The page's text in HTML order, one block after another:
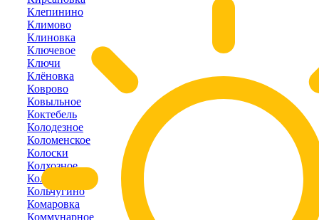
Клепинино
Климово
Клиновка
Ключевое
Ключи
Клёновка
Коврово
Ковыльное
Коктебель
Колодезное
Коломенское
Колоски
Колхозное
Кольцово
Кольчугино
Комаровка
Коммунарное